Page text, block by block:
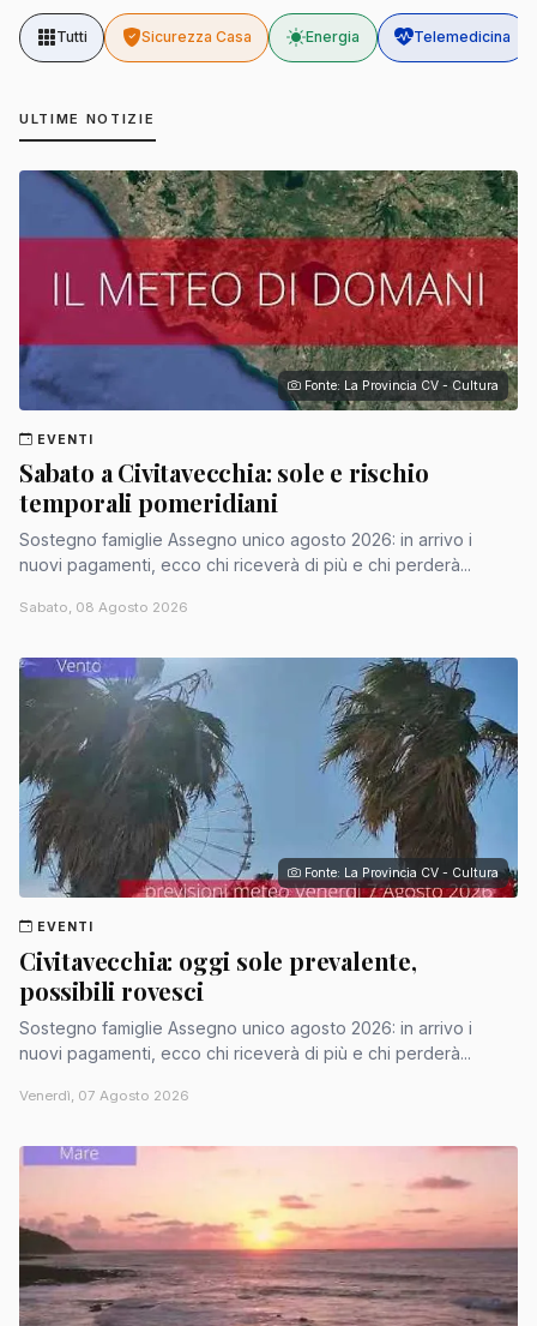
Tutti Sicurezza Casa Energia Telemedicina
ULTIME NOTIZIE
Fonte: La Provincia CV - Cultura
EVENTI
Sabato a Civitavecchia: sole e rischio
temporali pomeridiani
Sostegno famiglie Assegno unico agosto 2026: in arrivo i
nuovi pagamenti, ecco chi riceverà di più e chi perderà...
Sabato, 08 Agosto 2026
Fonte: La Provincia CV - Cultura
EVENTI
Civitavecchia: oggi sole prevalente,
possibili rovesci
Sostegno famiglie Assegno unico agosto 2026: in arrivo i
nuovi pagamenti, ecco chi riceverà di più e chi perderà...
Venerdì, 07 Agosto 2026